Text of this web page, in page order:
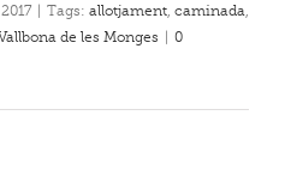
| Tags: allotjament caminada
de les Monges | 0